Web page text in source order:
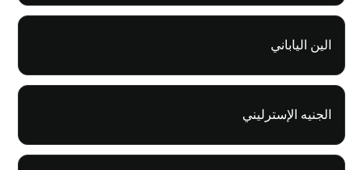
الين الياباني
الجنيه الإسترليني